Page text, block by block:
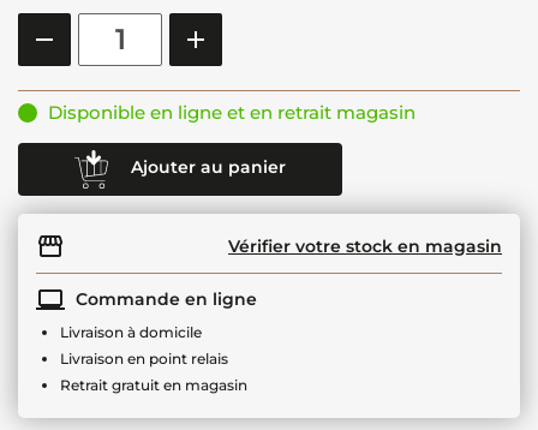
Disponible en ligne et en retrait magasin
Ajouter au panier
Vérifier votre stock en magasin
Commande en ligne
Livraison à domicile
Livraison en point relais
Retrait gratuit en magasin